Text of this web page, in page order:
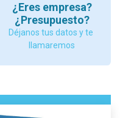
¿Eres empresa?
¿Presupuesto?
Déjanos tus datos y te
llamaremos